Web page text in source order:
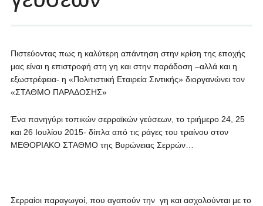
Πιστεύοντας πως η καλύτερη απάντηση στην κρίση της εποχής
μας είναι η επιστροφή στη γη και στην παράδοση –αλλά και η
εξωστρέφεια- η «Πολιτιστική Εταιρεία Σιντικής» διοργανώνει τον
«ΣΤΑΘΜΟ ΠΑΡΑΔΟΣΗΣ»
Ένα πανηγύρι τοπικών σερραϊκών γεύσεων, το τριήμερο 24, 25
και 26 Ιουλίου 2015- δίπλα από τις ράγες του τραίνου στον
ΜΕΘΟΡΙΑΚΟ ΣΤΑΘΜΟ της Βυρώνειας Σερρών…
Σερραίοι παραγωγοί, που αγαπούν την γη και ασχολούνται με το